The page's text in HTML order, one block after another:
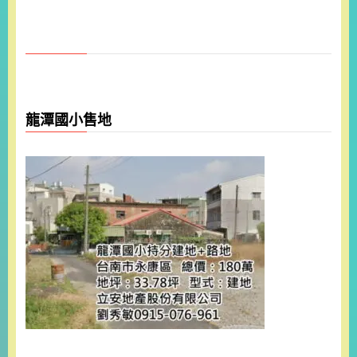
龍潭國小售地